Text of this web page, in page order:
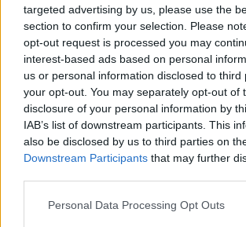
targeted advertising by us, please use the
section to confirm your selection. Please
opt-out request is processed you may
interest-based ads based on personal
us or personal information disclosed to third
your opt-out. You may separately opt-out of
disclosure of your personal information by
IAB’s list of downstream participants. This
also be disclosed by us to third parties on
Downstream Participants that may further
Personal Data Processing Opt Outs
Χαιρετίζου τους χιλιάδες αγρότες και
νομού Καρδίτσας που βγήκαν, για μια
δρόμους του αγώνα, διεκδικώντας
ικανοποίηση αιτημάτων που
επιβίωσή τους.
Κατηγορία Αγροτικά 09 Δεκ 2025